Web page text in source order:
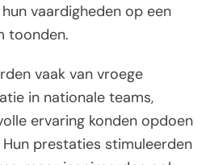
vaardigheden op een
toonden.
vaak van vroege
in nationale teams,
ervaring konden opdoen
prestaties stimuleerden